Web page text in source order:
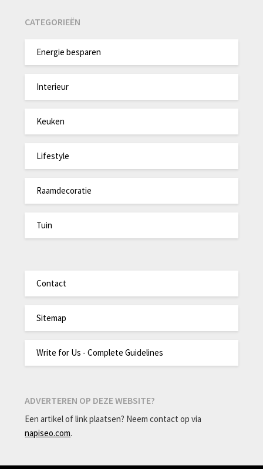
CATEGORIEËN
Energie besparen
Interieur
Keuken
Lifestyle
Raamdecoratie
Tuin
Contact
Sitemap
Write for Us - Complete Guidelines
ADVERTEREN OP DEZE WEBSITE?
Een artikel of link plaatsen? Neem contact op via
napiseo.com.